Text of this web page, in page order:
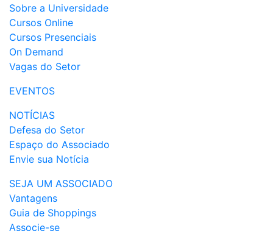
Sobre a Universidade
Cursos Online
Cursos Presenciais
On Demand
Vagas do Setor
EVENTOS
NOTÍCIAS
Defesa do Setor
Espaço do Associado
Envie sua Notícia
SEJA UM ASSOCIADO
Vantagens
Guia de Shoppings
Associe-se